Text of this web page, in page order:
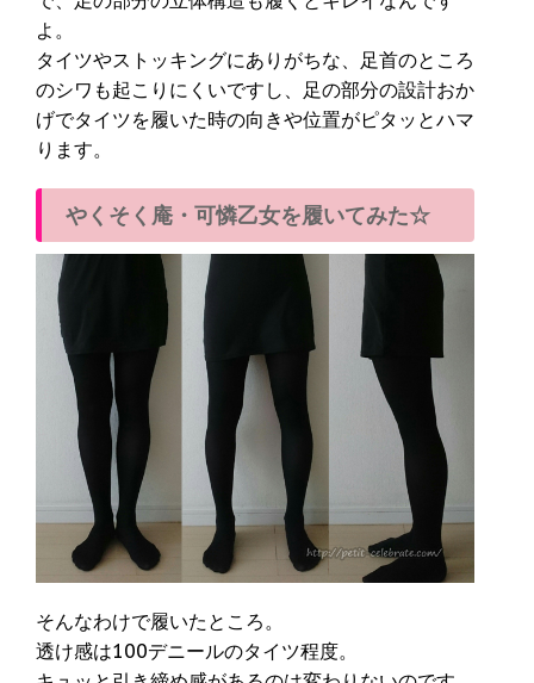
よ。
タイツやストッキングにありがちな、足首のところ
のシワも起こりにくいですし、足の部分の設計おか
げでタイツを履いた時の向きや位置がピタッとハマ
ります。
やくそく庵・可憐乙女を履いてみた☆
そんなわけで履いたところ。
透け感は100デニールのタイツ程度。